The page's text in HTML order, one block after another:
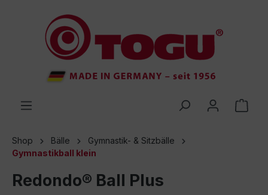
springen
Shop Bälle
Gymnastik- & Sitzbälle
Gymnastikball klein
Redondo® Ball Plus